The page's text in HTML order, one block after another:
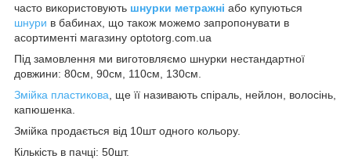
часто використовують шнурки метражні або купуються
шнури в бабинах, що також можемо запропонувати в
асортименті магазину optotorg.com.ua
Під замовлення ми виготовляємо шнурки нестандартної
довжини: 80см, 90см, 110см, 130см.
Змійка пластикова , ще її називають спіраль, нейлон, волосінь,
капюшенка.
Змійка продається від 10шт одного кольору.
Кількість в пачці: 50шт.